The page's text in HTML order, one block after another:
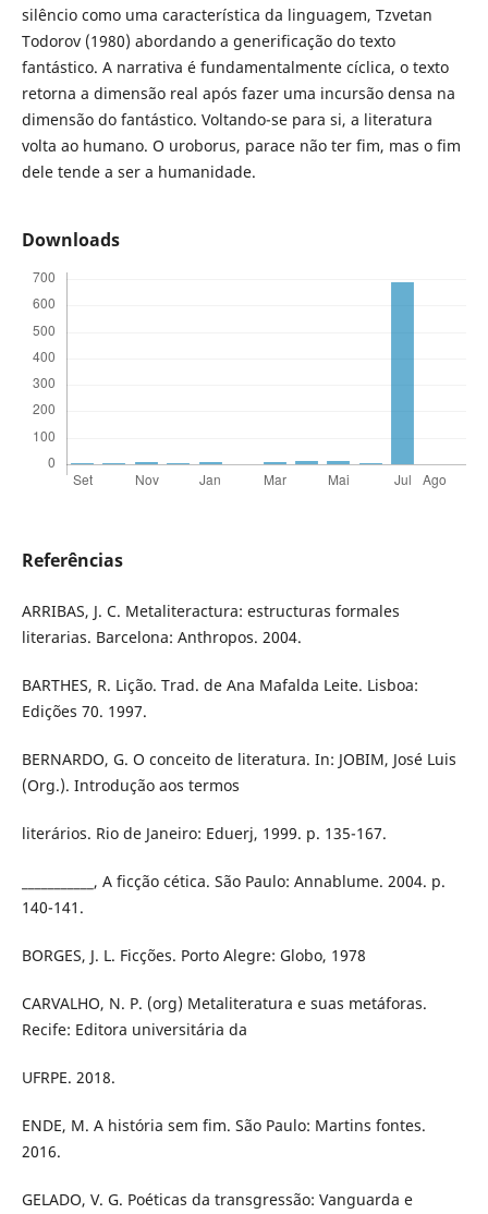
silêncio como uma característica da linguagem, Tzvetan
Todorov (1980) abordando a generificação do texto
fantástico. A narrativa é fundamentalmente cíclica, o texto
retorna a dimensão real após fazer uma incursão densa na
dimensão do fantástico. Voltando-se para si, a literatura
volta ao humano. O uroborus, parace não ter fim, mas o fim
dele tende a ser a humanidade.
Downloads
Referências
ARRIBAS, J. C. Metaliteractura: estructuras formales
literarias. Barcelona: Anthropos. 2004.
BARTHES, R. Lição. Trad. de Ana Mafalda Leite. Lisboa:
Edições 70. 1997.
BERNARDO, G. O conceito de literatura. In: JOBIM, José Luis
(Org.). Introdução aos termos
literários. Rio de Janeiro: Eduerj, 1999. p. 135-167.
___________, A ficção cética. São Paulo: Annablume. 2004. p.
140-141.
BORGES, J. L. Ficções. Porto Alegre: Globo, 1978
CARVALHO, N. P. (org) Metaliteratura e suas metáforas.
Recife: Editora universitária da
UFRPE. 2018.
ENDE, M. A história sem fim. São Paulo: Martins fontes.
2016.
GELADO, V. G. Poéticas da transgressão: Vanguarda e